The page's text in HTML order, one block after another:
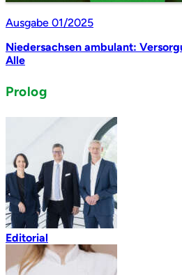
Ausgabe 01/2025
Niedersachsen ambulant:
Alle
Prolog
Editorial